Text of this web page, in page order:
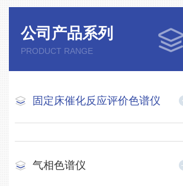
公司产品系列
PRODUCT RANGE
固定床催化反应评价色谱仪
气相色谱仪